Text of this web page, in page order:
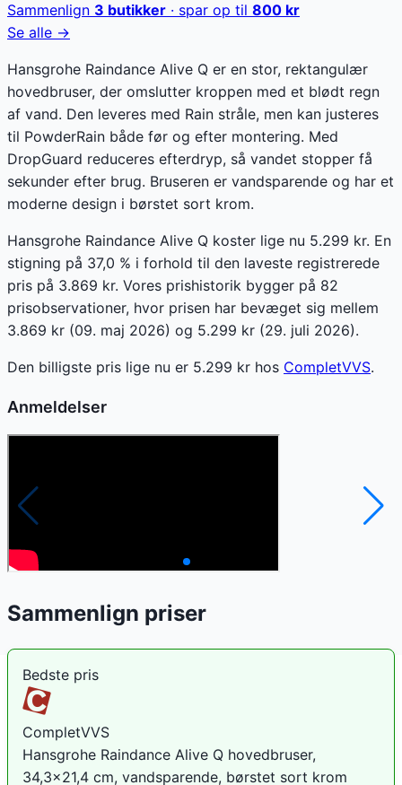
Sammenlign 3 butikker · spar op til 800 kr
Se alle →
Hansgrohe Raindance Alive Q er en stor, rektangulær
hovedbruser, der omslutter kroppen med et blødt regn
af vand. Den leveres med Rain stråle, men kan justeres
til PowderRain både før og efter montering. Med
DropGuard reduceres efterdryp, så vandet stopper få
sekunder efter brug. Bruseren er vandsparende og har et
moderne design i børstet sort krom.
Hansgrohe Raindance Alive Q koster lige nu 5.299 kr. En
stigning på 37,0 % i forhold til den laveste registrerede
pris på 3.869 kr. Vores prishistorik bygger på 82
prisobservationer, hvor prisen har bevæget sig mellem
3.869 kr (09. maj 2026) og 5.299 kr (29. juli 2026).
Den billigste pris lige nu er 5.299 kr hos CompletVVS.
Anmeldelser
Sammenlign priser
Bedste pris
CompletVVS
Hansgrohe Raindance Alive Q hovedbruser,
34,3x21,4 cm, vandsparende, børstet sort krom